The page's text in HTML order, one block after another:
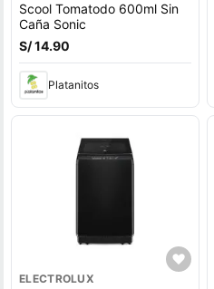
Scool Tomatodo 600ml Sin
Caña Sonic
S/ 14.90
Platanitos
ELECTROLUX